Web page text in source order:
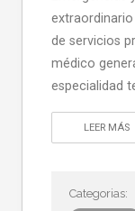
de servicios
médico
especialidad
LEER MÁS